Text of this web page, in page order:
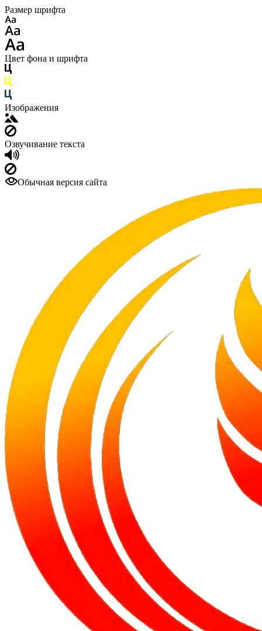
Размер шрифта
Цвет фона и шрифта
Изображения
Озвучивание текста
Обычная версия сайта